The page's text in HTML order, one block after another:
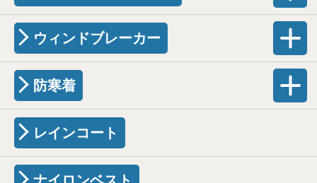
ウィンドブレーカー
防寒着
レインコート